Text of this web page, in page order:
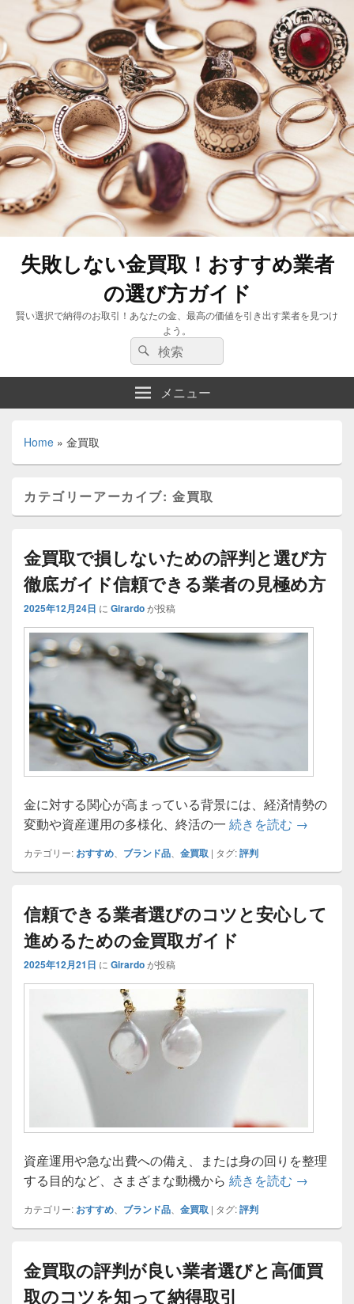
失敗しない金買取！おすすめ業者
の選び方ガイド
賢い選択で納得のお取引！あなたの金、最高の価値を引き出す業者を見つけ
よう。
検
索:
検
索
メニュー
Home » 金買取
カテゴリーアーカイブ:金買取
金買取で損しないための評判と選び方
徹底ガイド信頼できる業者の見極め方
2025年12月24日 に Girardoが投稿
金に対する関心が高まっている背景には、経済情勢の
変動や資産運用の多様化、終活の一 続きを読む 金買取で
→
カテゴリー: おすすめ ブランド品 金買取 | タグ:評判
信頼できる業者選びのコツと安心して
進めるための金買取ガイド
2025年12月21日 に Girardoが投稿
資産運用や急な出費への備え、または身の回りを整理
する目的など、さまざまな動機から 続きを読む 信頼でき
→
カテゴリー: おすすめ、 ブランド品、 金買取 | タグ:評判
金買取の評判が良い業者選びと高価買
取のコツを知って納得取引